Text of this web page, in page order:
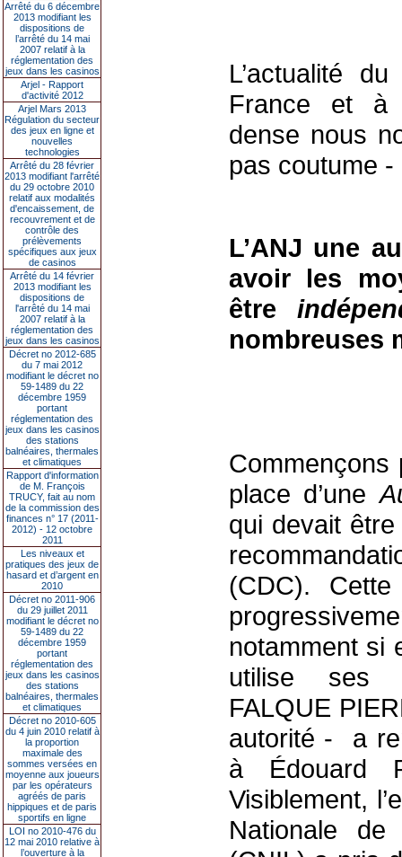
Arrêté du 6 décembre
2013 modifiant les
dispositions de
l’arrêté du 14 mai
2007 relatif à la
réglementation des
jeux dans les casinos
Arjel - Rapport
d'activité 2012
Arjel Mars 2013
Régulation du secteur
des jeux en ligne et
nouvelles
technologies
Arrêté du 28 février
2013 modifiant l'arrêté
du 29 octobre 2010
relatif aux modalités
d'encaissement, de
recouvrement et de
contrôle des
prélèvements
spécifiques aux jeux
de casinos
Arrêté du 14 février
2013 modifiant les
dispositions de
l'arrêté du 14 mai
2007 relatif à la
réglementation des
jeux dans les casinos
Décret no 2012-685
du 7 mai 2012
modifiant le décret no
59-1489 du 22
décembre 1959
portant
réglementation des
jeux dans les casinos
des stations
balnéaires, thermales
et climatiques
Rapport d'information
de M. François
TRUCY, fait au nom
de la commission des
finances n° 17 (2011-
2012) - 12 octobre
2011
Les niveaux et
pratiques des jeux de
hasard et d’argent en
2010
Décret no 2011-906
du 29 juillet 2011
modifiant le décret no
59-1489 du 22
décembre 1959
portant
réglementation des
jeux dans les casinos
des stations
balnéaires, thermales
et climatiques
Décret no 2010-605
du 4 juin 2010 relatif à
la proportion
maximale des
sommes versées en
moyenne aux joueurs
par les opérateurs
agréés de paris
hippiques et de paris
sportifs en ligne
LOI no 2010-476 du
12 mai 2010 relative à
l’ouverture à la
L’actualité
France et à
dense nous
pas coutume
L’ANJ une
avoir les
être
nombreuses
place d’une
qui devait
(CDC).
notamment si
utilise ses
FALQUE
autorité - a
à Édouard
Visiblement,
Nationale